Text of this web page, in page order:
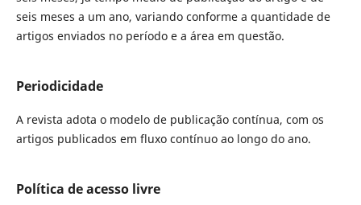
seis meses a um ano, variando conforme a quantidade de
artigos enviados no período e a área em questão.
Periodicidade
A revista adota o modelo de publicação contínua, com os
artigos publicados em fluxo contínuo ao longo do ano.
Política de acesso livre